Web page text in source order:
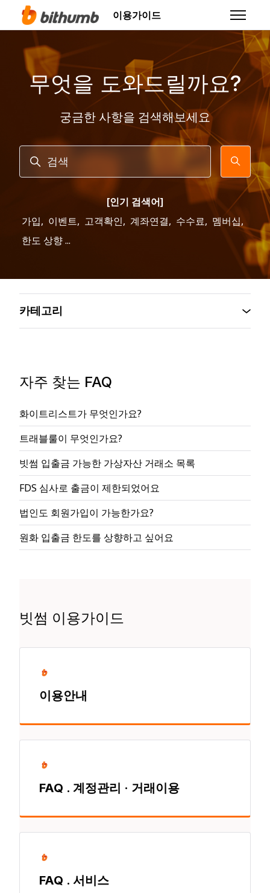
주 콘텐츠로 건너뛰기
이용가이드 탐색 메
무엇을 도와드릴까요?
궁금한 사항을 검색해보세요
검색
[인기 검색어]
가입, 이벤트, 고객확인, 계좌연결, 수수료, 멤버십,
한도 상향 ...
빗썸 이용가이드
이용안내
FAQ . 계정관리 · 거래이용
FAQ . 서비스
자주 찾는 FAQ
화이트리스트가 무엇인가요?
트래블룰이 무엇인가요?
빗썸 입출금 가능한 가상자산 거래소 목록
FDS 심사로 출금이 제한되었어요
법인도 회원가입이 가능한가요?
원화 입출금 한도를 상향하고 싶어요
카테고리